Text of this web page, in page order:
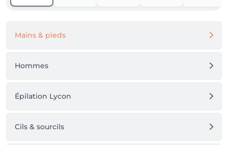
Mains & pieds
Hommes
Épilation Lycon
Cils & sourcils